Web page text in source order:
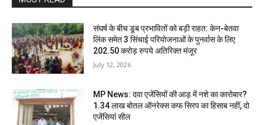
संघर्ष के बीच डूब प्रभावितों को बड़ी राहत: केन-बेतवा
लिंक समेत 3 सिंचाई परियोजनाओं के पुनर्वास के लिए
202.50 करोड़ रुपये अतिरिक्त मंजूर
July 12, 2026
MP News: दवा एजेंसियों की आड़ में नशे का कारोबार?
1.34 लाख बोतल ऑनरेक्स कफ सिरप का हिसाब नहीं, दो
एजेंसियां सील